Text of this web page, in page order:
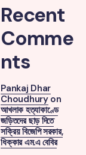
Recent
Comme
nts
Pankaj Dhar
Choudhuryon
আখলাক হত্যাকাণ্ডে
জড়িতদের ছাড় দিতে
সক্রিয় বিজেপি সরকার,
ধিক্কার এম.এ বেবির